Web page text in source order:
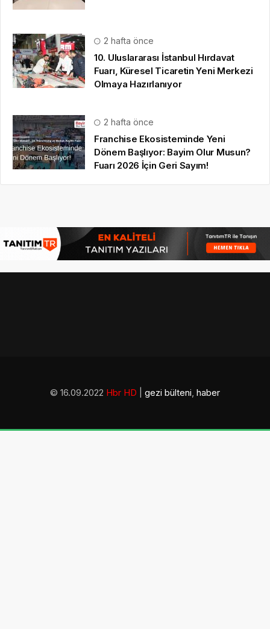
2 hafta önce
10. Uluslararası İstanbul Hırdavat
Fuarı, Küresel Ticaretin Yeni Merkezi
Olmaya Hazırlanıyor
2 hafta önce
Franchise Ekosisteminde Yeni
Dönem Başlıyor: Bayim Olur Musun?
Fuarı 2026 İçin Geri Sayım!
© 16.09.2022 Hbr HD gezi bülteni, haber